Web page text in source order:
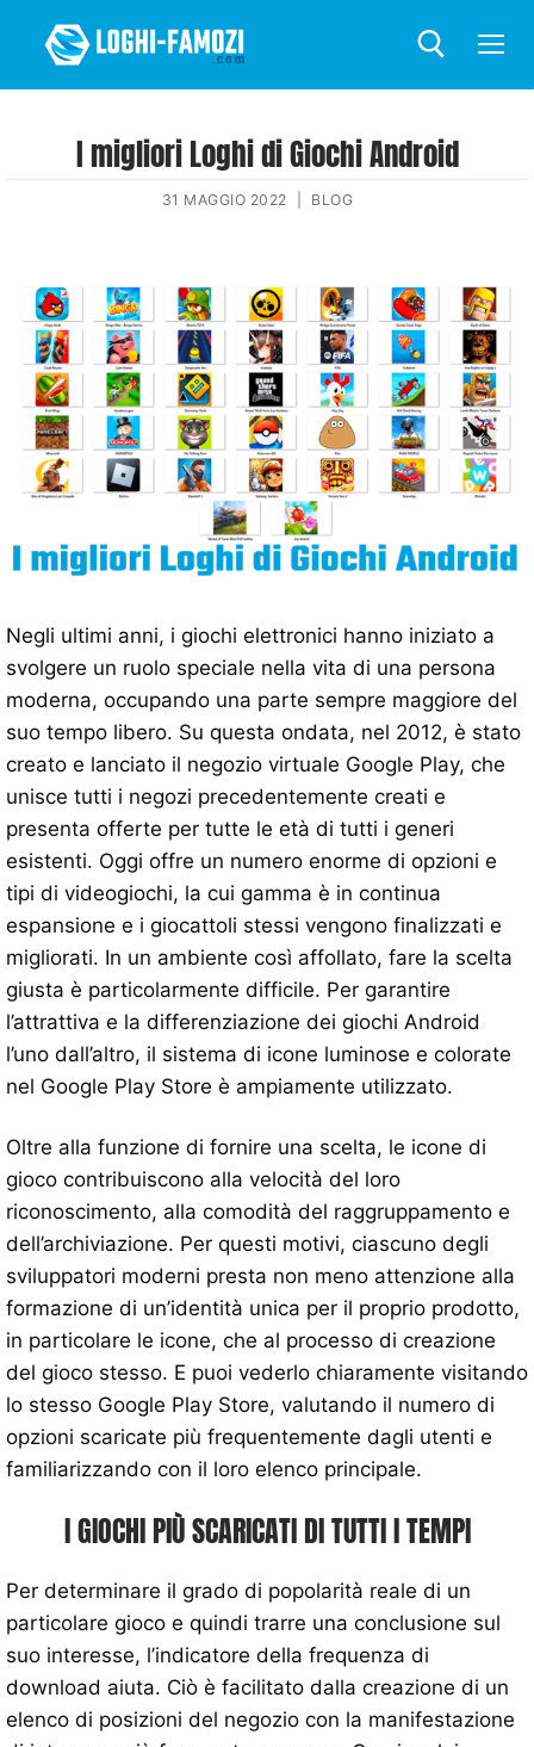
I migliori Loghi di Giochi Android
31 MAGGIO 2022 BLOG
Negli ultimi anni, i giochi elettronici hanno iniziato a
svolgere un ruolo speciale nella vita di una persona
moderna, occupando una parte sempre maggiore del
suo tempo libero. Su questa ondata, nel 2012, è stato
creato e lanciato il negozio virtuale Google Play, che
unisce tutti i negozi precedentemente creati e
presenta offerte per tutte le età di tutti i generi
esistenti. Oggi offre un numero enorme di opzioni e
tipi di videogiochi, la cui gamma è in continua
espansione e i giocattoli stessi vengono finalizzati e
migliorati. In un ambiente così affollato, fare la scelta
giusta è particolarmente difficile. Per garantire
l’attrattiva e la differenziazione dei giochi Android
l’uno dall’altro, il sistema di icone luminose e colorate
nel Google Play Store è ampiamente utilizzato.
Oltre alla funzione di fornire una scelta, le icone di
gioco contribuiscono alla velocità del loro
riconoscimento, alla comodità del raggruppamento e
dell’archiviazione. Per questi motivi, ciascuno degli
sviluppatori moderni presta non meno attenzione alla
formazione di un’identità unica per il proprio prodotto,
in particolare le icone, che al processo di creazione
del gioco stesso. E puoi vederlo chiaramente visitando
lo stesso Google Play Store, valutando il numero di
opzioni scaricate più frequentemente dagli utenti e
familiarizzando con il loro elenco principale.
I GIOCHI PIÙ SCARICATI DI TUTTI I TEMPI
Per determinare il grado di popolarità reale di un
particolare gioco e quindi trarre una conclusione sul
suo interesse, l’indicatore della frequenza di
download aiuta. Ciò è facilitato dalla creazione di un
elenco di posizioni del negozio con la manifestazione